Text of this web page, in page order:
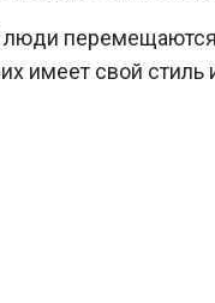
перемещаются
имеет свой